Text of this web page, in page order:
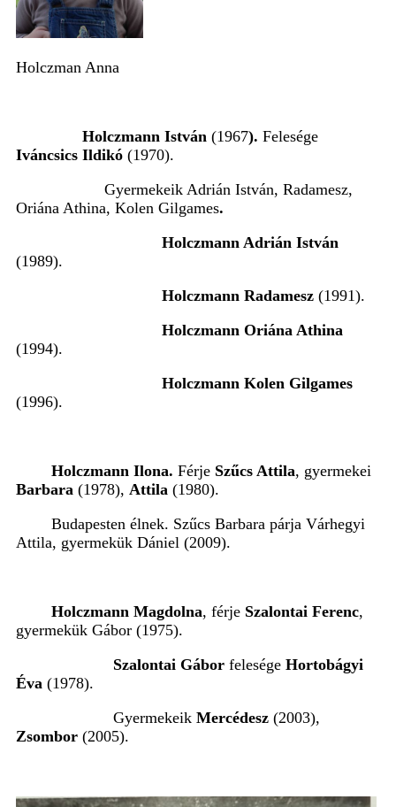
Holczman Anna
Holczmann István (1967). Felesége
Iváncsics Ildikó (1970).
Gyermekeik Adrián István, Radamesz,
Oriána Athina, Kolen Gilgames.
Holczmann Adrián István
(1989).
Holczmann Radamesz (1991).
Holczmann Oriána Athina
(1994).
Holczmann Kolen Gilgames
(1996).
Holczmann Ilona. Férje Szűcs Attila, gyermekei
Barbara (1978), Attila (1980).
Budapesten élnek. Szűcs Barbara párja Várhegyi
Attila, gyermekük Dániel (2009).
Holczmann Magdolna, férje Szalontai Ferenc,
gyermekük Gábor (1975).
Szalontai Gábor felesége Hortobágyi
Éva (1978).
Gyermekeik Mercédesz (2003),
Zsombor (2005).